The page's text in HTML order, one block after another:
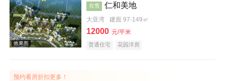
效果图
在售 仁和美地
大亚湾 建面 97-149㎡
12000 元/平米
普通住宅 花园洋房
预约看房折扣更多！